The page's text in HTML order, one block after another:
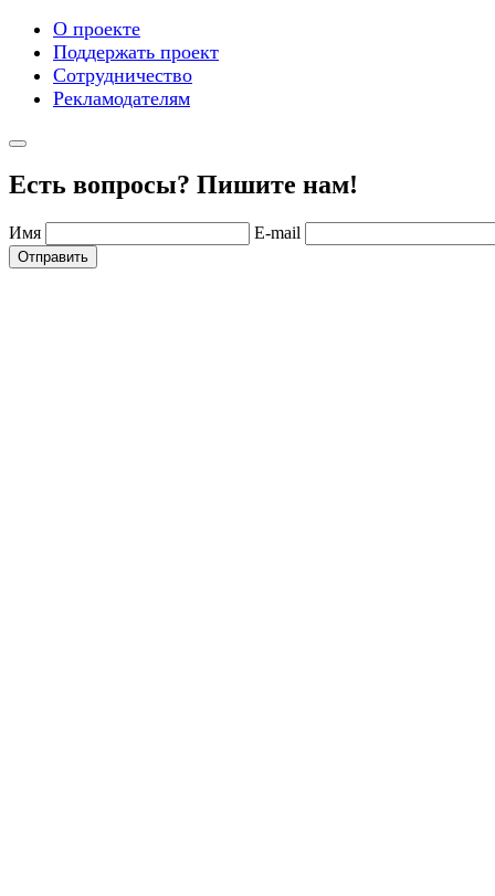
О проекте
Поддержать проект
Сотрудничество
Рекламодателям
Есть вопросы? Пишите нам!
Имя E-mail